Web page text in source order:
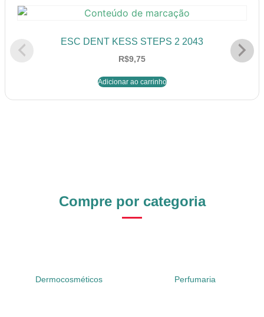
ESC DENT KESS STEPS 2 2043
R$9,75
Adicionar ao carrinho
Compre por categoria
Dermocosméticos Perfumaria